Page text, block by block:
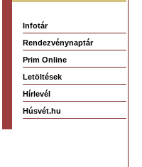
Infotár
Rendezvénynaptár
Prim Online
Letöltések
Hírlevél
Húsvét.hu